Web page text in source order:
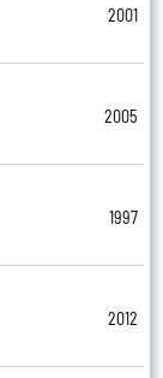
2001
2005
1997
2012